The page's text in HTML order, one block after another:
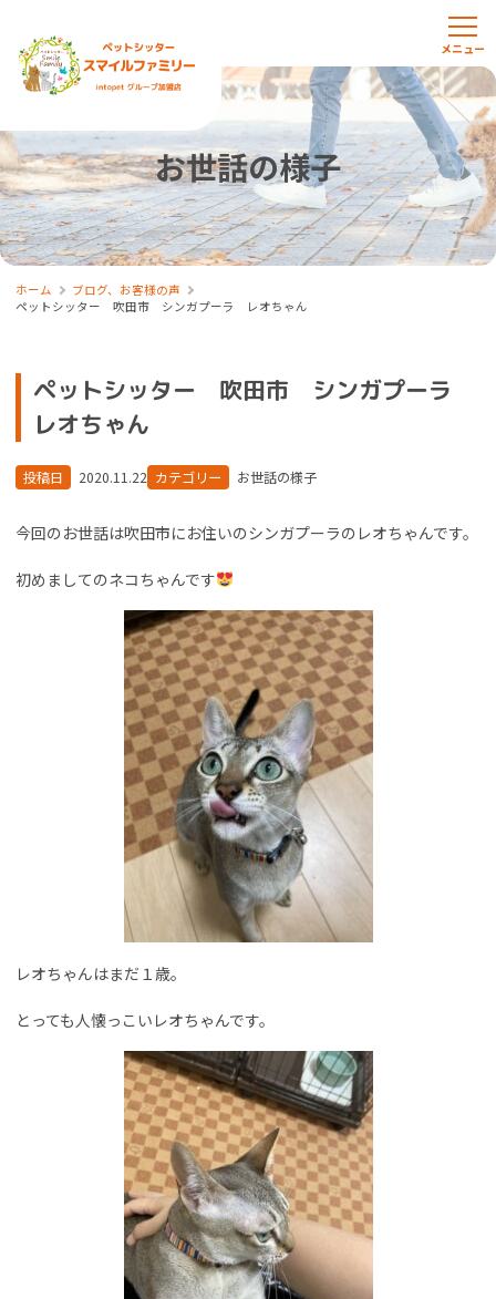
お世話の様子
ホーム
ブログ、お客様の声
ペットシッター 吹田市 シンガプーラ レオちゃん
ペットシッター 吹田市 シンガプーラ
レオちゃん
投稿日 2020.11.22 カテゴリー お世話の様子
今回のお世話は吹田市にお住いのシンガプーラのレオちゃんです。
初めましてのネコちゃんです
レオちゃんはまだ１歳。
とっても人懐っこいレオちゃんです。